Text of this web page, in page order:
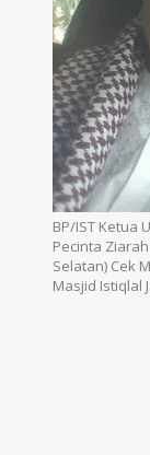
BP/IST Ketua
Pecinta
Selatan) Cek
Masjid Istiqlal